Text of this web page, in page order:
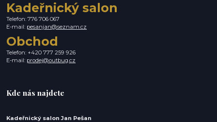
Kadeřnický salon
Telefon: 776 706 067
E-mail: pesanjan@seznam.cz
Obchod
Telefon: +420 777 259 926
E-mail: prodej@outbug.cz
Kde nás najdete
Kadeřnický salon Jan Pešan